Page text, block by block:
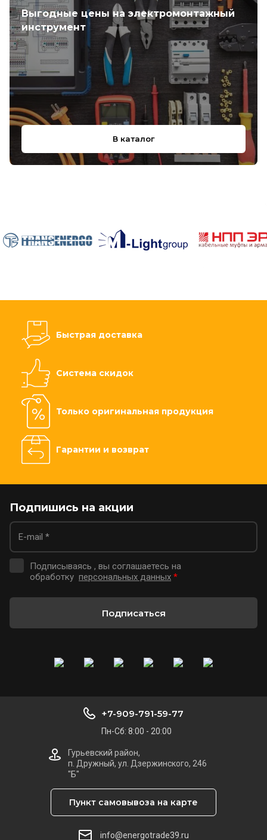
Выгодные цены на электромонтажный
инструмент
В каталог
Быстрая доставка
Система скидок
Только оригинальная продукция
Гарантии и возврат
Подпишись на акции
Подписываясь , вы соглашаетесь на
обработку персональных данных *
Подписаться
+7-909-791-59-77
Пн-Сб: 8:00 - 20:00
Гурьевский район,
п. Дружный, ул. Дзержинского, 246
"Б"
Пункт самовывоза на карте
info@energotrade39.ru